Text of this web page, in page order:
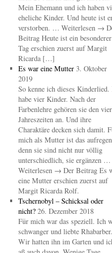
Mein Ehemann und ich haben
eheliche Kinder. Und heute ist
verstorben. … Weiterlesen →
Beitrag Heute ist ein besonderer
Tag erschien zuerst auf Margit
Ricarda […]
Es war eine Mutter 3. Oktober
2019
So kenne ich dieses Kinderlied.
habe vier Kinder. Nach der
Farbenlehre gehören sie den vier
Jahreszeiten an. Und ihre
Charaktäre decken sich damit.
mich als Mutter ist das
denn sie sind nicht nur völlig
unterschiedlich, sie ergänzen …
Weiterlesen → Der Beitrag Es
eine Mutter erschien zuerst auf
Margit Ricarda Rolf.
Tschernobyl – Schicksal oder
nicht? 26. Dezember 2018
Für mich war das speziell. Ich
schwanger und liebte Rhabarber.
Wir hatten ihn im Garten und